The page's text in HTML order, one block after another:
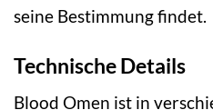
seine Bestimmung findet.
Technische Details
Blood Omen ist in